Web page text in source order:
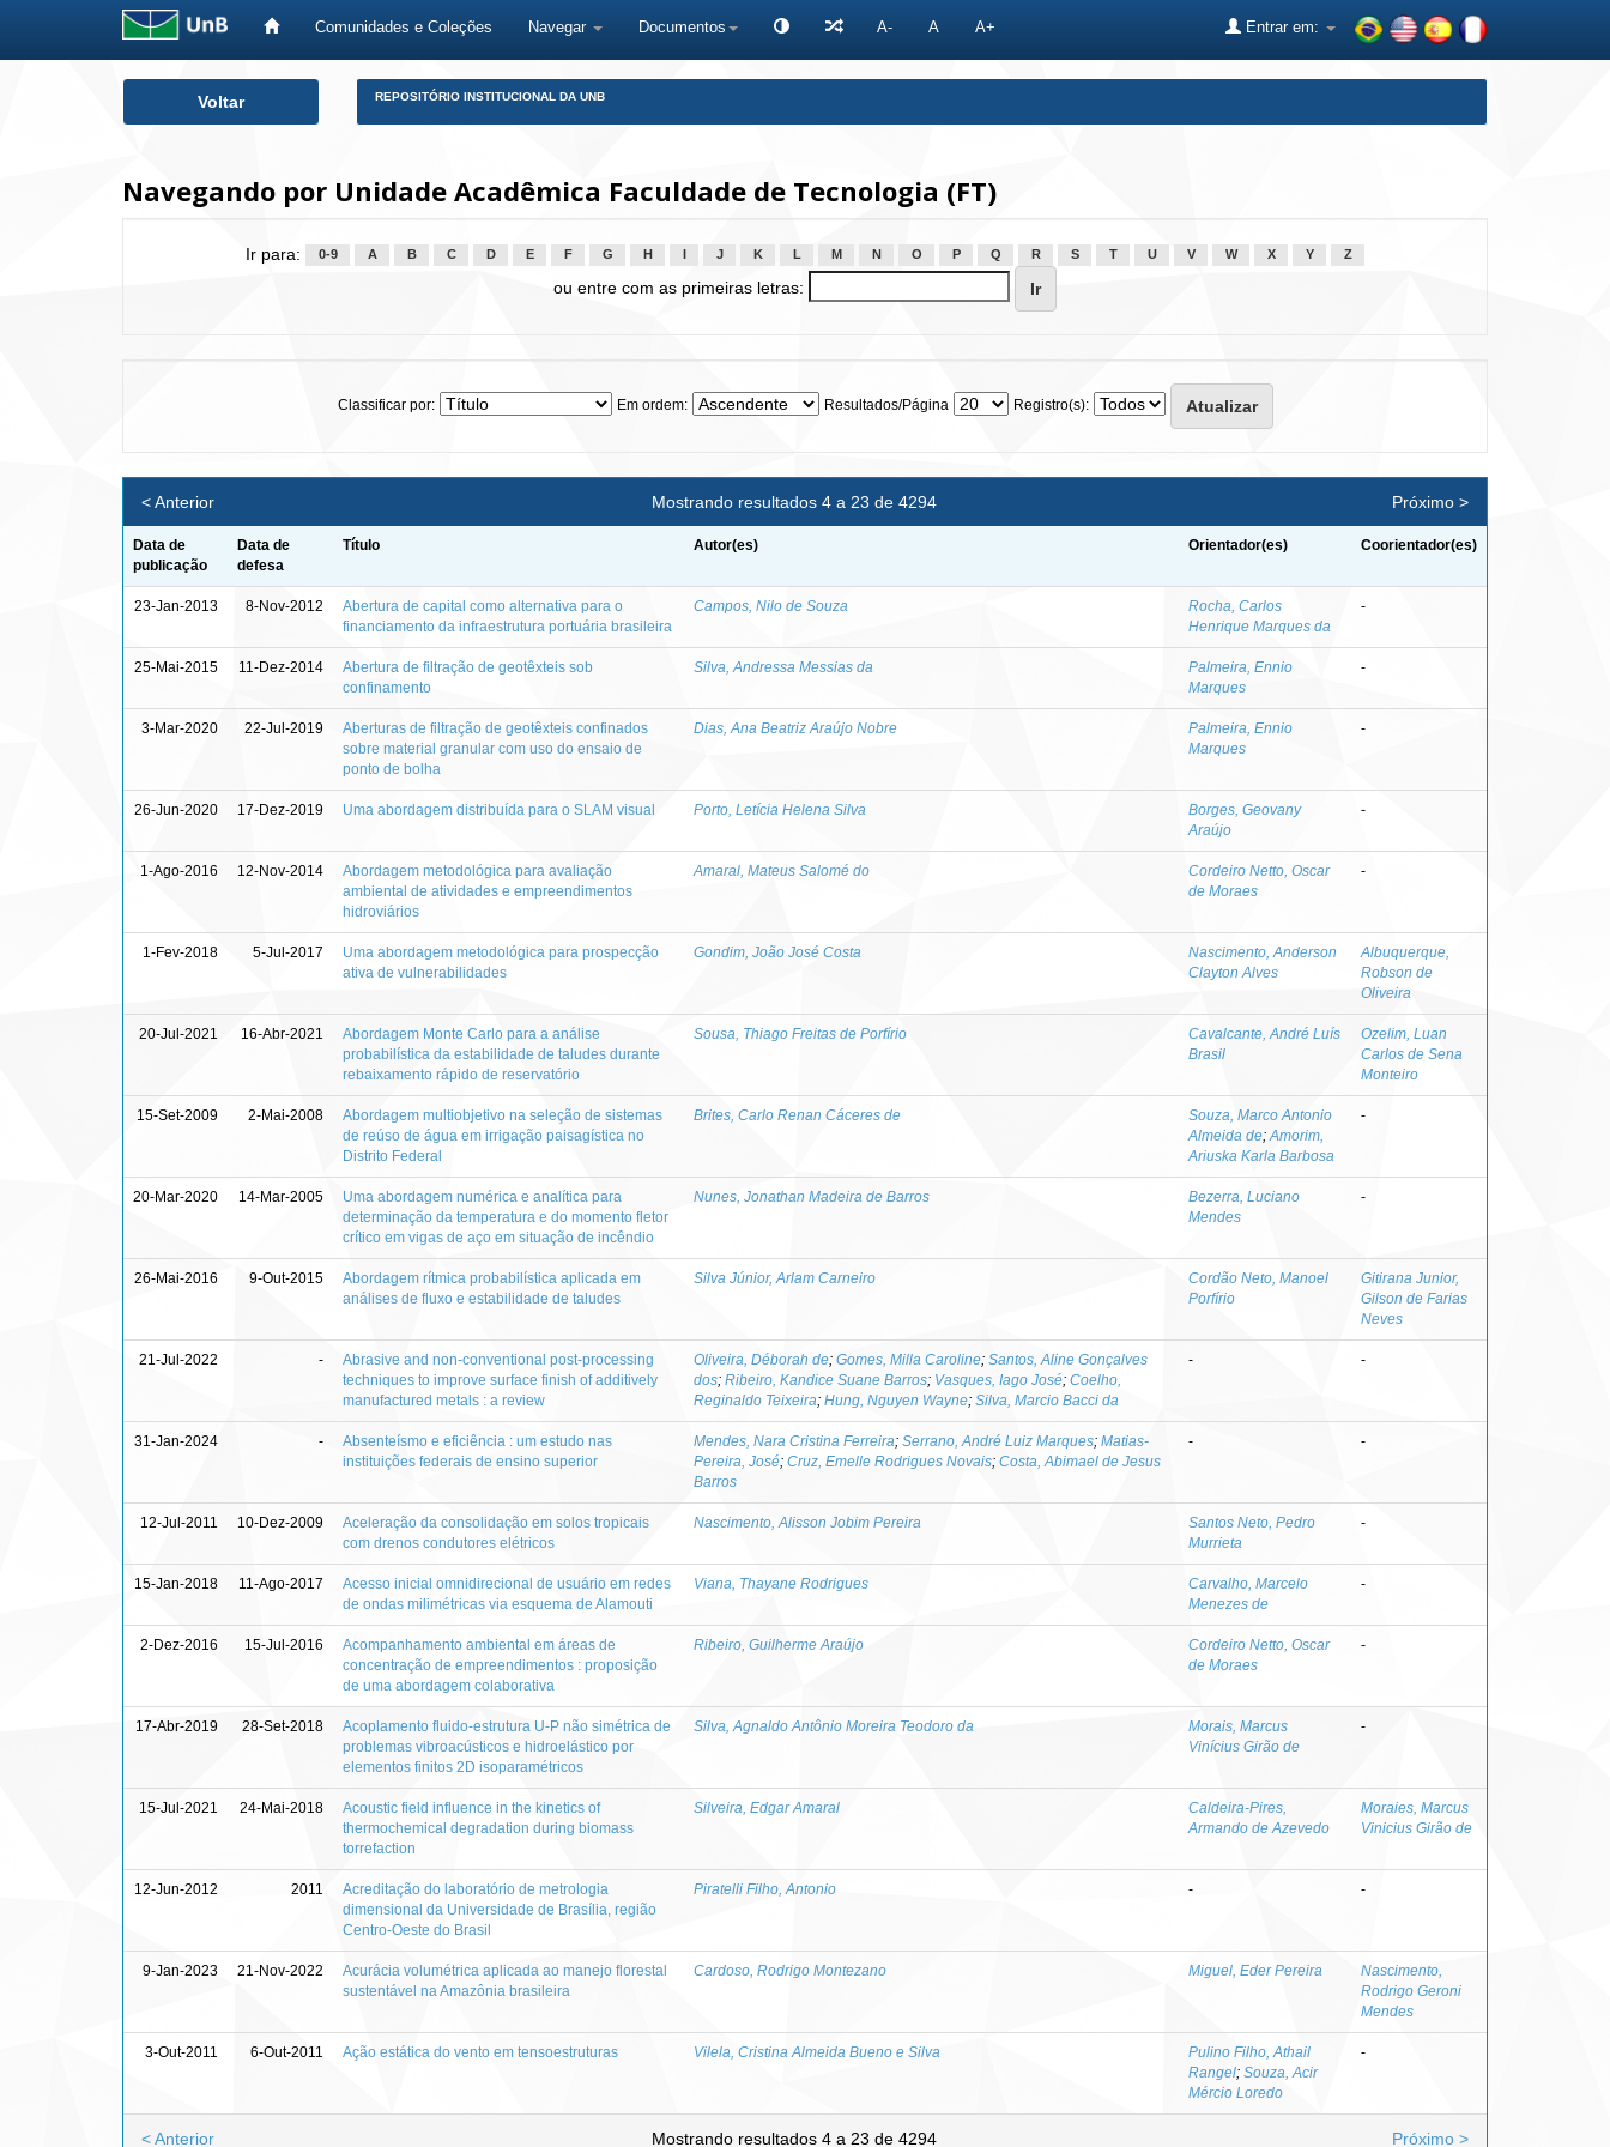
Comunidades e Coleções Navegar Documentos A- A A+ Entrar em:
Voltar REPOSITÓRIO INSTITUCIONAL DA UNB
Navegando por Unidade Acadêmica Faculdade de Tecnologia (FT)
Ir para: 0-9 A B C D E F G H J K L M N O P Q R S T U V W X Y Z
ou entre com as primeiras letras:
Classificar por: Em ordem: Resultados/Página Registro(s):
Mostrando resultados 4 a 23 de 4294
< Anterior Próximo >
Data de
publicação
Data de
defesa
Título Autor(es) Orientador(es) Coorientador(es)
23-Jan-2013 8-Nov-2012
Abertura de capital como alternativa para o
financiamento da infraestrutura portuária brasileira
Campos, Nilo de Souza
Rocha, Carlos
Henrique Marques da
-
25-Mai-2015 11-Dez-2014
Abertura de filtração de geotêxteis sob
confinamento
Silva, Andressa Messias da
Palmeira, Ennio
Marques
-
3-Mar-2020 22-Jul-2019
Aberturas de filtração de geotêxteis confinados
sobre material granular com uso do ensaio de
ponto de bolha
Dias, Ana Beatriz Araújo Nobre
Palmeira, Ennio
Marques
-
26-Jun-2020 17-Dez-2019 Uma abordagem distribuída para o SLAM visual Porto, Letícia Helena Silva
Borges, Geovany
Araújo
-
1-Ago-2016 12-Nov-2014
Abordagem metodológica para avaliação
ambiental de atividades e empreendimentos
hidroviários
Amaral, Mateus Salomé do
Cordeiro Netto, Oscar
de Moraes
-
1-Fev-2018 5-Jul-2017
Uma abordagem metodológica para prospecção
ativa de vulnerabilidades
Gondim, João José Costa
Nascimento, Anderson
Clayton Alves
Albuquerque,
Robson de
Oliveira
20-Jul-2021 16-Abr-2021
Abordagem Monte Carlo para a análise
probabilística da estabilidade de taludes durante
rebaixamento rápido de reservatório
Sousa, Thiago Freitas de Porfírio
Cavalcante, André Luís
Brasil
Ozelim, Luan
Carlos de Sena
Monteiro
15-Set-2009 2-Mai-2008
Abordagem multiobjetivo na seleção de sistemas
de reúso de água em irrigação paisagística no
Distrito Federal
Brites, Carlo Renan Cáceres de
Souza, Marco Antonio
Almeida de; Amorim,
Ariuska Karla Barbosa
-
20-Mar-2020 14-Mar-2005
Uma abordagem numérica e analítica para
determinação da temperatura e do momento fletor
crítico em vigas de aço em situação de incêndio
Nunes, Jonathan Madeira de Barros
Bezerra, Luciano
Mendes
-
26-Mai-2016 9-Out-2015
Abordagem rítmica probabilística aplicada em
análises de fluxo e estabilidade de taludes
Silva Júnior, Arlam Carneiro
Cordão Neto, Manoel
Porfírio
Gitirana Junior,
Gilson de Farias
Neves
21-Jul-2022 -
Abrasive and non‑conventional post‑processing
techniques to improve surface finish of additively
manufactured metals : a review
Oliveira, Déborah de; Gomes, Milla Caroline; Santos, Aline Gonçalves
dos; Ribeiro, Kandice Suane Barros; Vasques, Iago José; Coelho,
Reginaldo Teixeira; Hung, Nguyen Wayne; Silva, Marcio Bacci da
- -
31-Jan-2024 -
Absenteísmo e eficiência : um estudo nas
instituições federais de ensino superior
Mendes, Nara Cristina Ferreira; Serrano, André Luiz Marques; Matias-
Pereira, José; Cruz, Emelle Rodrigues Novais; Costa, Abimael de Jesus
Barros
- -
12-Jul-2011 10-Dez-2009
Aceleração da consolidação em solos tropicais
com drenos condutores elétricos
Nascimento, Alisson Jobim Pereira
Santos Neto, Pedro
Murrieta
-
15-Jan-2018 11-Ago-2017
Acesso inicial omnidirecional de usuário em redes
de ondas milimétricas via esquema de Alamouti
Viana, Thayane Rodrigues
Carvalho, Marcelo
Menezes de
-
2-Dez-2016 15-Jul-2016
Acompanhamento ambiental em áreas de
concentração de empreendimentos : proposição
de uma abordagem colaborativa
Ribeiro, Guilherme Araújo
Cordeiro Netto, Oscar
de Moraes
-
17-Abr-2019 28-Set-2018
Acoplamento fluido-estrutura U-P não simétrica de
problemas vibroacústicos e hidroelástico por
elementos finitos 2D isoparamétricos
Silva, Agnaldo Antônio Moreira Teodoro da
Morais, Marcus
Vinícius Girão de
-
15-Jul-2021 24-Mai-2018
Acoustic field influence in the kinetics of
thermochemical degradation during biomass
torrefaction
Silveira, Edgar Amaral
Caldeira-Pires,
Armando de Azevedo
Moraies, Marcus
Vinicius Girão de
12-Jun-2012 2011
Acreditação do laboratório de metrologia
dimensional da Universidade de Brasília, região
Centro-Oeste do Brasil
Piratelli Filho, Antonio - -
9-Jan-2023 21-Nov-2022
Acurácia volumétrica aplicada ao manejo florestal
sustentável na Amazônia brasileira
Cardoso, Rodrigo Montezano Miguel, Eder Pereira
Nascimento,
Rodrigo Geroni
Mendes
3-Out-2011 6-Out-2011 Ação estática do vento em tensoestruturas Vilela, Cristina Almeida Bueno e Silva
Pulino Filho, Athail
Rangel; Souza, Acir
Mércio Loredo
-
Mostrando resultados 4 a 23 de 4294
< Anterior Próximo >